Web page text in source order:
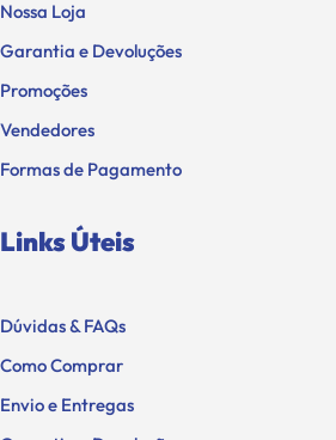
Nossa Loja
Garantia e Devoluções
Promoções
Vendedores
Formas de Pagamento
Links Úteis
Dúvidas & FAQs
Como Comprar
Envio e Entregas